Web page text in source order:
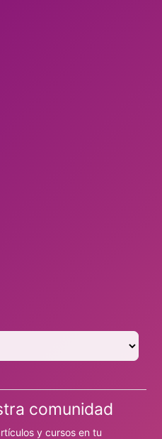
comunidad
y cursos en tu